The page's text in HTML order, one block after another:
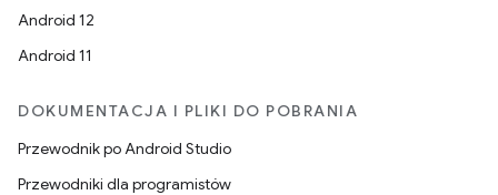
Android 12
Android 11
DOKUMENTACJA I PLIKI DO POBRANIA
Przewodnik po Android Studio
Przewodniki dla programistów